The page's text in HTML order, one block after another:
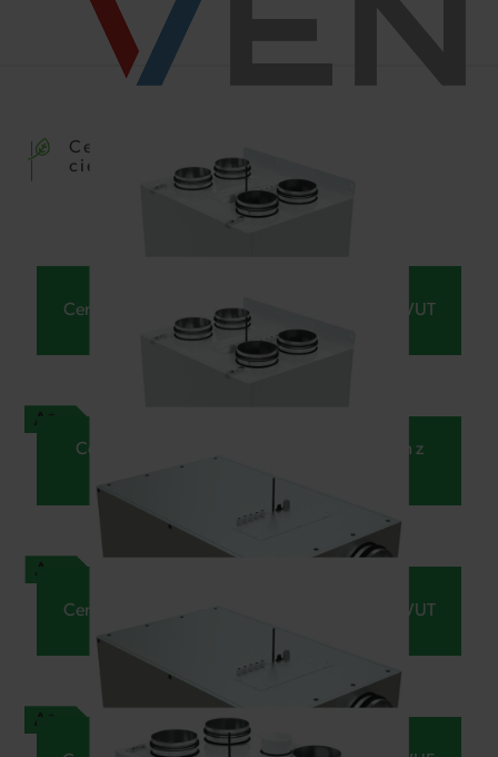
Centrale wentylacyjne z odzyskiem
ciepła dla domów jednorodzinnych
Centrala z wymiennikiem przeciwprądowym VUT
Centrala z wymiennikiem przeciwprądowym z
membraną entalpiczną VUE
Centrala z wymiennikiem przeciwprądowym VUT